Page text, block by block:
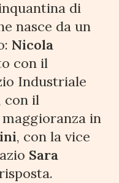
di
nasce da un
Nicola
con il
Industriale
con il
in
, con la vice
Sara